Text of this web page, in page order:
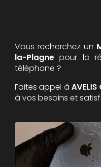
Vous recherchez un
la-Plagne pour la
téléphone ?
Faites appel à AVELIS
à vos besoins et